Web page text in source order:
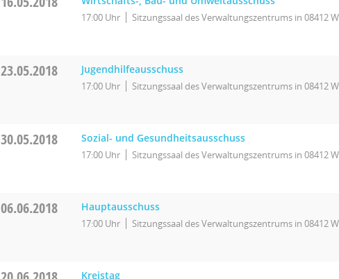
17:00 Uhr Sitzungssaal des Verwaltungszentrums in 08412
23.05.2018 Jugendhilfeausschuss
17:00 Uhr Sitzungssaal des Verwaltungszentrums in 08412
30.05.2018 Sozial- und Gesundheitsausschuss
17:00 Uhr Sitzungssaal des Verwaltungszentrums in 08412
06.06.2018 Hauptausschuss
17:00 Uhr Sitzungssaal des Verwaltungszentrums in 08412
Kreistag